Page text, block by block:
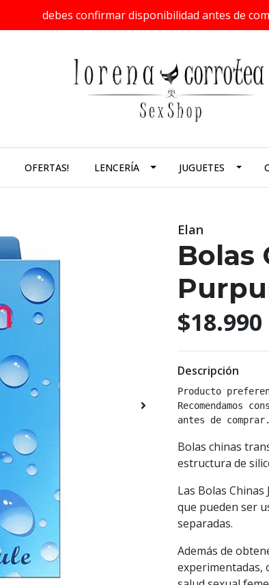
debes confirmar disponibilidad antes de
OFERTAS! LENCERÍA JUGUETES
Elan
Bolas
$18.990
Descripción
Producto
Recomendamos
antes de comprar.
Bolas chinas
estructura de
Las Bolas
que pueden ser
separadas.
Además de
experimentadas,